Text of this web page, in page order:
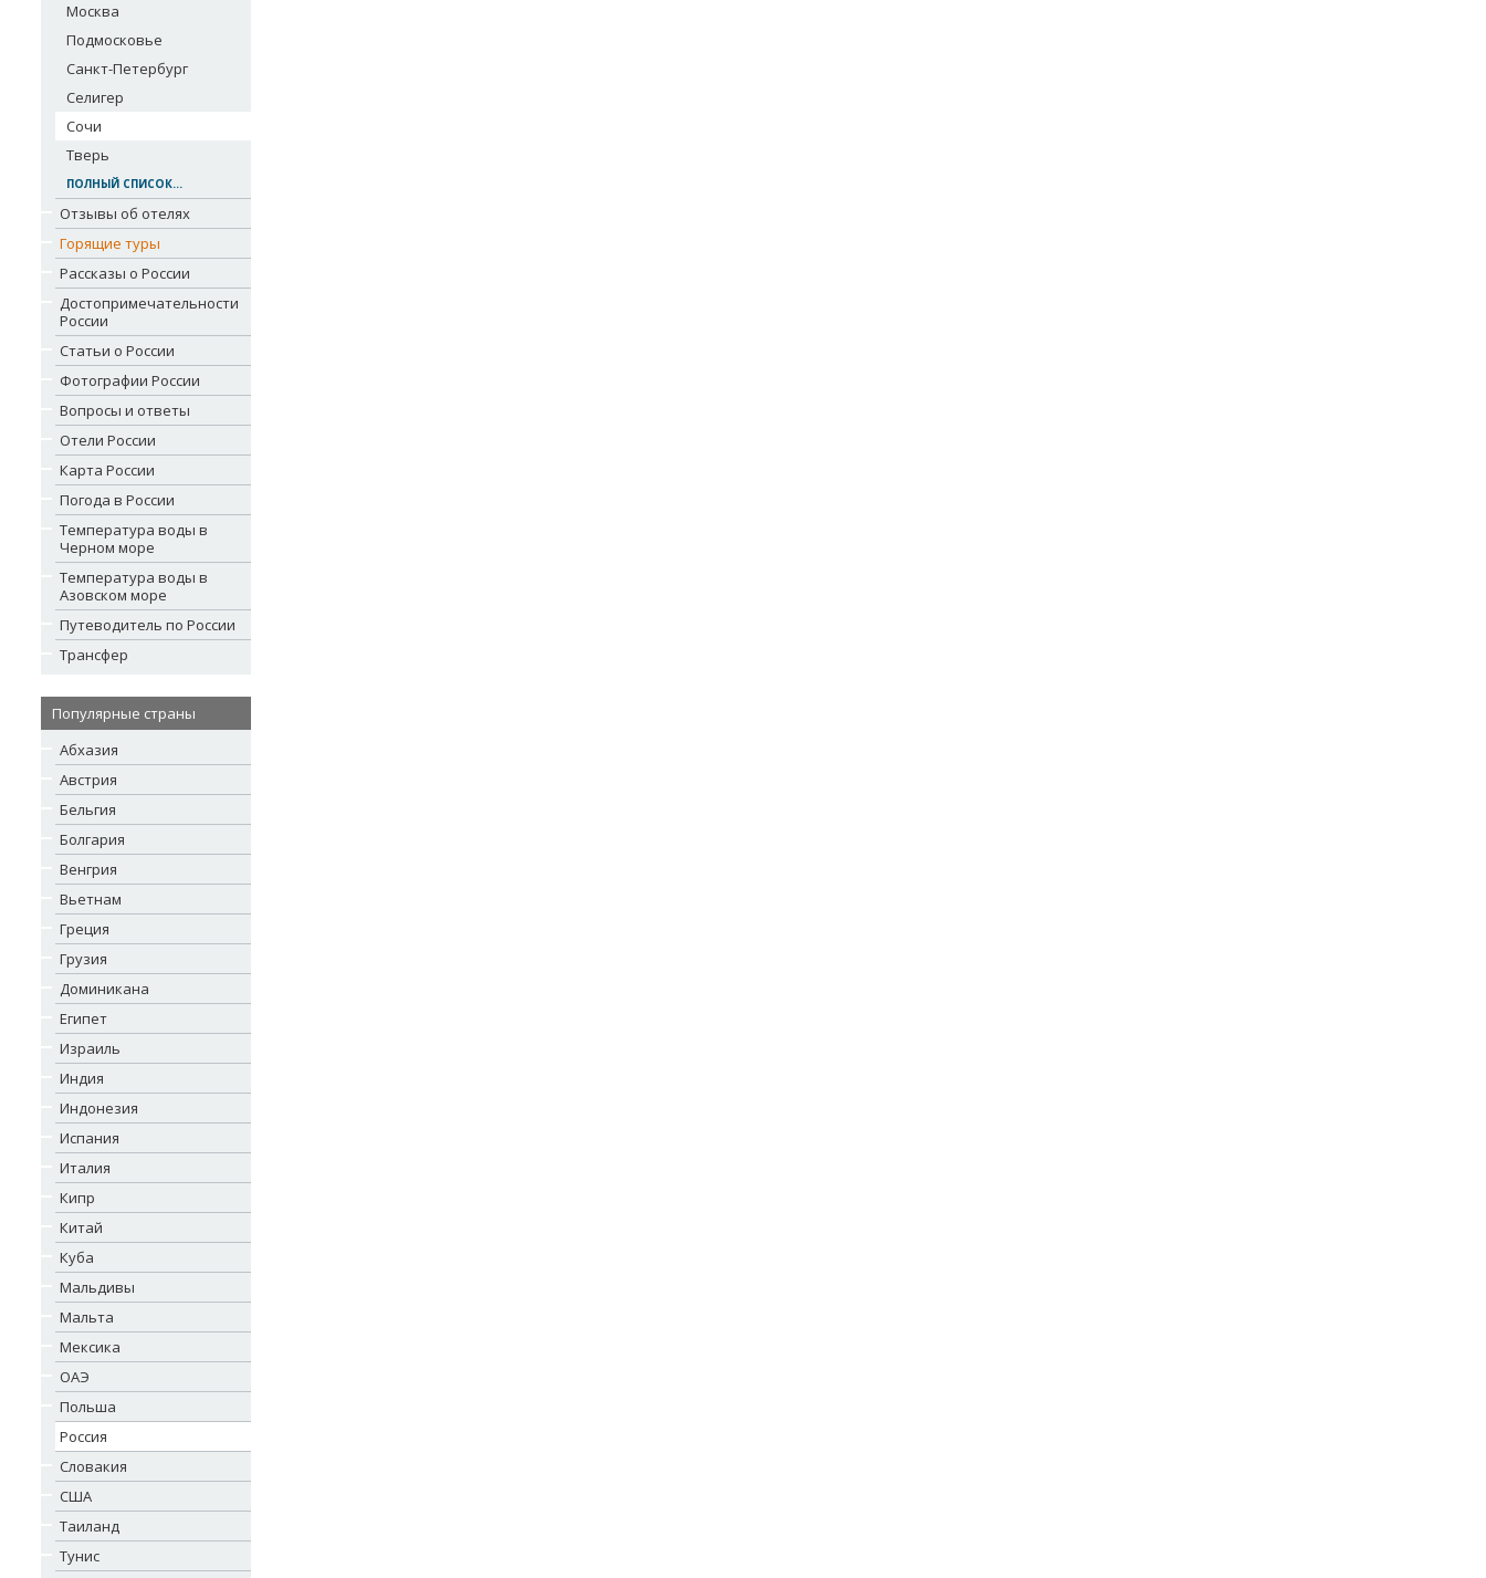
Москва
Подмосковье
Санкт-Петербург
Селигер
Сочи
Тверь
ПОЛНЫЙ СПИСОК...
Отзывы об отелях
Горящие туры
Рассказы о России
Достопримечательности
России
Статьи о России
Фотографии России
Вопросы и ответы
Отели России
Карта России
Погода в России
Температура воды в
Черном море
Температура воды в
Азовском море
Путеводитель по России
Трансфер
Популярные страны
Абхазия
Австрия
Бельгия
Болгария
Венгрия
Вьетнам
Греция
Грузия
Доминикана
Египет
Израиль
Индия
Индонезия
Испания
Италия
Кипр
Китай
Куба
Мальдивы
Мальта
Мексика
ОАЭ
Польша
Россия
Словакия
США
Таиланд
Тунис